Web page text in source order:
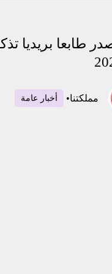
طابعا بريديا
مملكتنا• أخبار عامة